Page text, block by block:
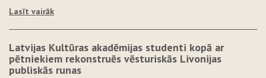
Lasīt vairāk
Latvijas Kultūras akadēmijas studenti kopā ar
pētniekiem rekonstruēs vēsturiskās Livonijas
publiskās runas